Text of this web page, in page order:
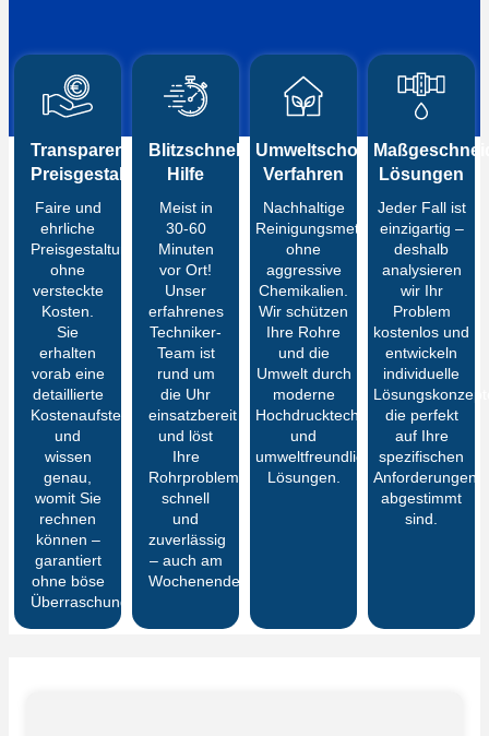
Transparente
Preisgestaltung
Faire und
ehrliche
Preisgestaltung
ohne
versteckte
Kosten.
Sie
erhalten
vorab eine
detaillierte
Kostenaufstellung
und
wissen
genau,
womit Sie
rechnen
können –
garantiert
ohne böse
Überraschungen
Blitzschnelle
Hilfe
Meist in
30-60
Minuten
vor Ort!
Unser
erfahrenes
Techniker-
Team ist
rund um
die Uhr
einsatzbereit
und löst
Ihre
Rohrprobleme
schnell
und
zuverlässig
– auch am
Wochenende.
Umweltschonende
Verfahren
Nachhaltige
Reinigungsmethoden
ohne
aggressive
Chemikalien.
Wir schützen
Ihre Rohre
und die
Umwelt durch
moderne
Hochdrucktechnik
und
umweltfreundliche
Lösungen.
Lösungen
Jeder Fall ist
einzigartig –
deshalb
analysieren
wir Ihr
Problem
kostenlos und
entwickeln
individuelle
die perfekt
auf Ihre
spezifischen
Anforderungen
abgestimmt
sind.